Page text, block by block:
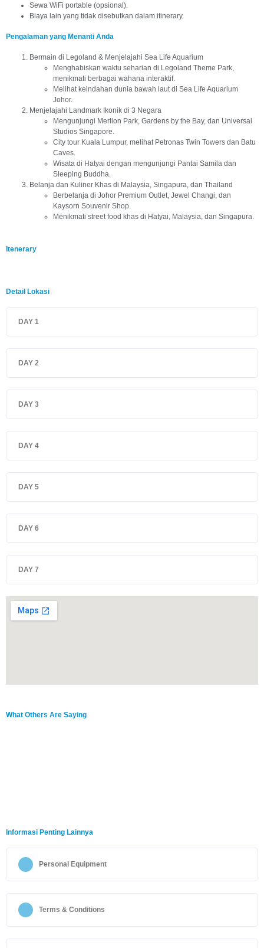
Sewa WiFi portable (opsional).
Biaya lain yang tidak disebutkan dalam itinerary.
Pengalaman yang Menanti Anda
Bermain di Legoland & Menjelajahi Sea Life Aquarium
Menghabiskan waktu seharian di Legoland Theme Park,
menikmati berbagai wahana interaktif.
Melihat keindahan dunia bawah laut di Sea Life Aquarium
Johor.
Menjelajahi Landmark Ikonik di 3 Negara
Mengunjungi Merlion Park, Gardens by the Bay, dan Universal
Studios Singapore.
City tour Kuala Lumpur, melihat Petronas Twin Towers dan Batu
Caves.
Wisata di Hatyai dengan mengunjungi Pantai Samila dan
Sleeping Buddha.
Belanja dan Kuliner Khas di Malaysia, Singapura, dan Thailand
Berbelanja di Johor Premium Outlet, Jewel Changi, dan
Kaysorn Souvenir Shop.
Menikmati street food khas di Hatyai, Malaysia, dan Singapura.
Itenerary
Detail Lokasi
DAY 1
DAY 2
DAY 3
DAY 4
DAY 5
DAY 6
DAY 7
What Others Are Saying
Informasi Penting Lainnya
Personal Equipment
Terms & Conditions